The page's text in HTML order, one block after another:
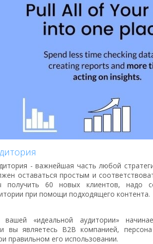
- важнейшая часть любой
оставаться простым и
получить 60 новых клиентов, надо
при помощи подходящего контента.
вашей «идеальной аудитории»
вы являетесь B2B компанией,
правильном его использовании.